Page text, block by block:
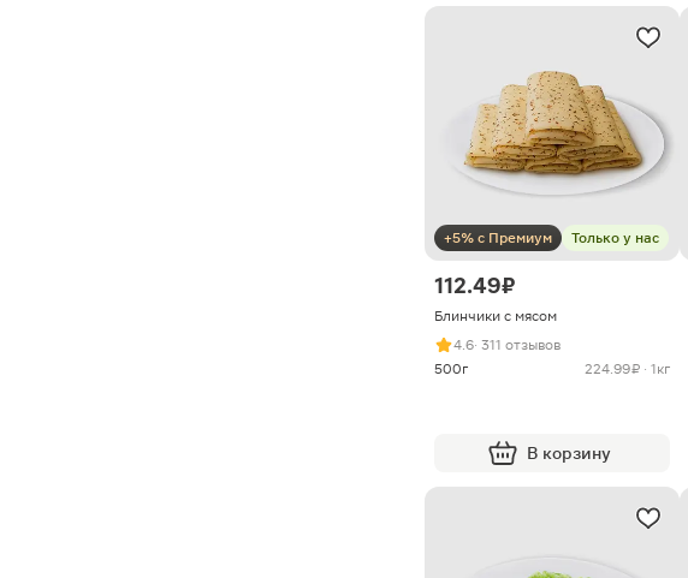
+5% с Премиум Только у нас
112.49 ₽
Блинчики с мясом
4.6· 311 отзывов
500г
224.99 ₽ · 1кг
В корзину